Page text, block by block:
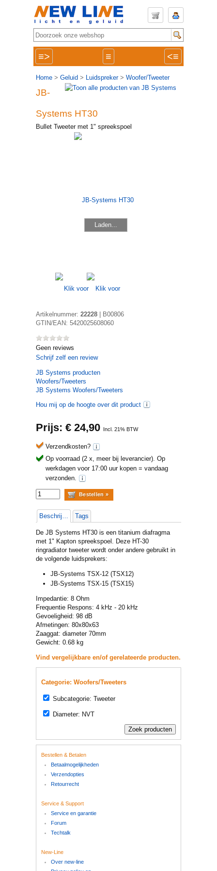
≡> ≡ <≡
Home > Geluid > Luidspreker> Woofer/Tweeter
JB-
Systems HT30
Bullet Tweeter met 1" spreekspoel
Laden...
Artikelnummer: 22228
B00806
GTIN/EAN: 5420025608060
Geen reviews
Schrijf zelf een review
JB Systems producten
Woofers/Tweeters
JB Systems Woofers/Tweeters
Hou mij op de hoogte over dit product
Prijs: € 24,90 Incl. 21% BTW
Verzendkosten?
Op voorraad (2 x, meer bij leverancier). Op
werkdagen voor 17:00 uur kopen = vandaag
verzonden.
Beschrijving Tags
De JB Systems HT30 is een titanium diafragma
met 1" Kapton spreekspoel. Deze HT-30
ringradiator tweeter wordt onder andere gebruikt in
de volgende luidsprekers:
JB-Systems TSX-12 (TSX12)
JB-Systems TSX-15 (TSX15)
Impedantie: 8 Ohm
Frequentie Respons: 4 kHz - 20 kHz
Gevoeligheid: 98 dB
Afmetingen: 80x80x63
Zaaggat: diameter 70mm
Gewicht: 0.68 kg
Vind vergelijkbare en/of gerelateerde producten.
Categorie: Woofers/Tweeters
Subcategorie: Tweeter
Diameter: NVT
Bestellen & Betalen
Betaalmogelijkheden
Verzendopties
Retourrecht
Service & Support
Service en garantie
Forum
Techtalk
New-Line
Over new-line